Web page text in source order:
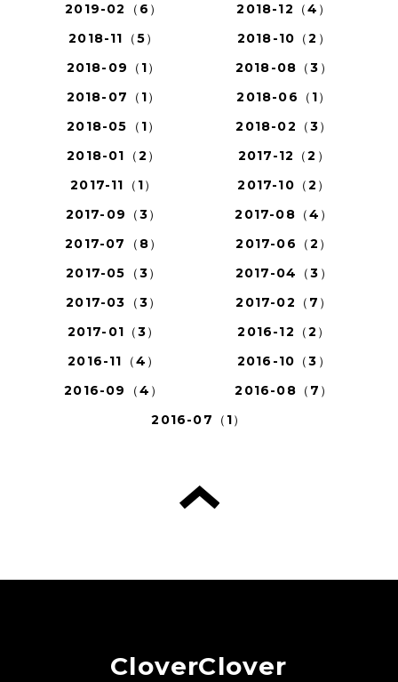
2019-02（6）
2018-12（4）
2018-11（5）
2018-10（2）
2018-09（1）
2018-08（3）
2018-07（1）
2018-06（1）
2018-05（1）
2018-02（3）
2018-01（2）
2017-12（2）
2017-11（1）
2017-10（2）
2017-09（3）
2017-08（4）
2017-07（8）
2017-06（2）
2017-05（3）
2017-04（3）
2017-03（3）
2017-02（7）
2017-01（3）
2016-12（2）
2016-11（4）
2016-10（3）
2016-09（4）
2016-08（7）
2016-07（1）
CloverClover